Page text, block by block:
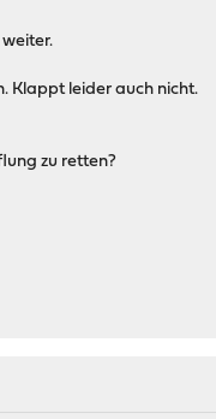
Klappt leider auch nicht.
zu retten?